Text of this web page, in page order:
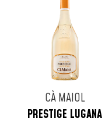
CÀ MAIOL
PRESTIGE LUGANA